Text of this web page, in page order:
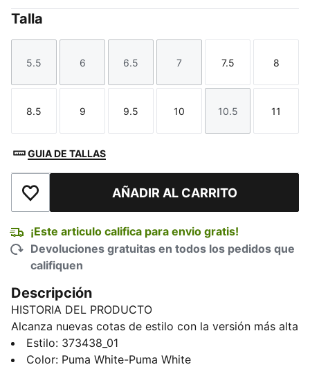
Talla
Talla
5.5
Talla
6
Talla
6.5
Talla
7
Talla
7.5
Talla
8
Talla
8.5
Talla
9
Talla
9.5
Talla
10
Talla
10.5
Talla
11
GUIA DE TALLAS
Añadir a la lista de deseosAÑADIR AL CARRITO
¡Este articulo califica para envio gratis!
Devoluciones gratuitas en todos los pedidos que
califiquen
Descripción
HISTORIA DEL PRODUCTO
Alcanza nuevas cotas de estilo con la versión más alta
y genial de las California clásicas. Este modelo
presenta actitud callejera gracias a su llamativa suela
Estilo: 373438_01
Color: Puma White-Puma White